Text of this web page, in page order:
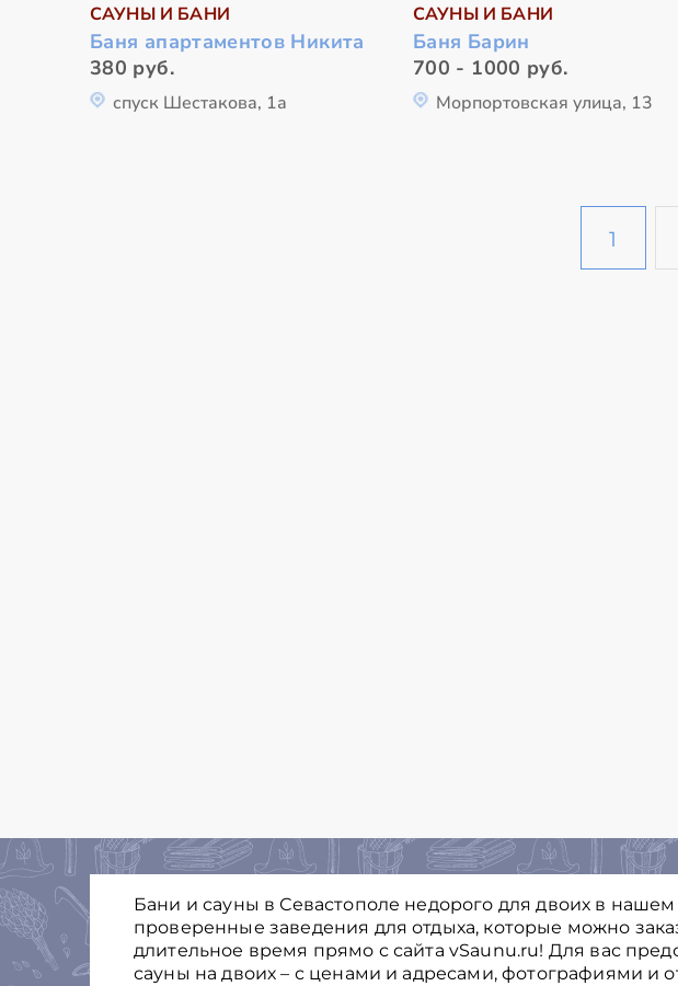
САУНЫ И БАНИ
Баня апартаментов Никита
380 руб.
спуск Шестакова, 1а
САУНЫ И БАНИ
Баня Барин
700 - 1000 руб.
Морпортовская улица, 13
1
Бани и сауны в Севастополе недорого для двоих в нашем
проверенные заведения для отдыха, которые можно
длительное время прямо с сайта vSaunu.ru! Для вас
сауны на двоих – с ценами и адресами, фотографиями и